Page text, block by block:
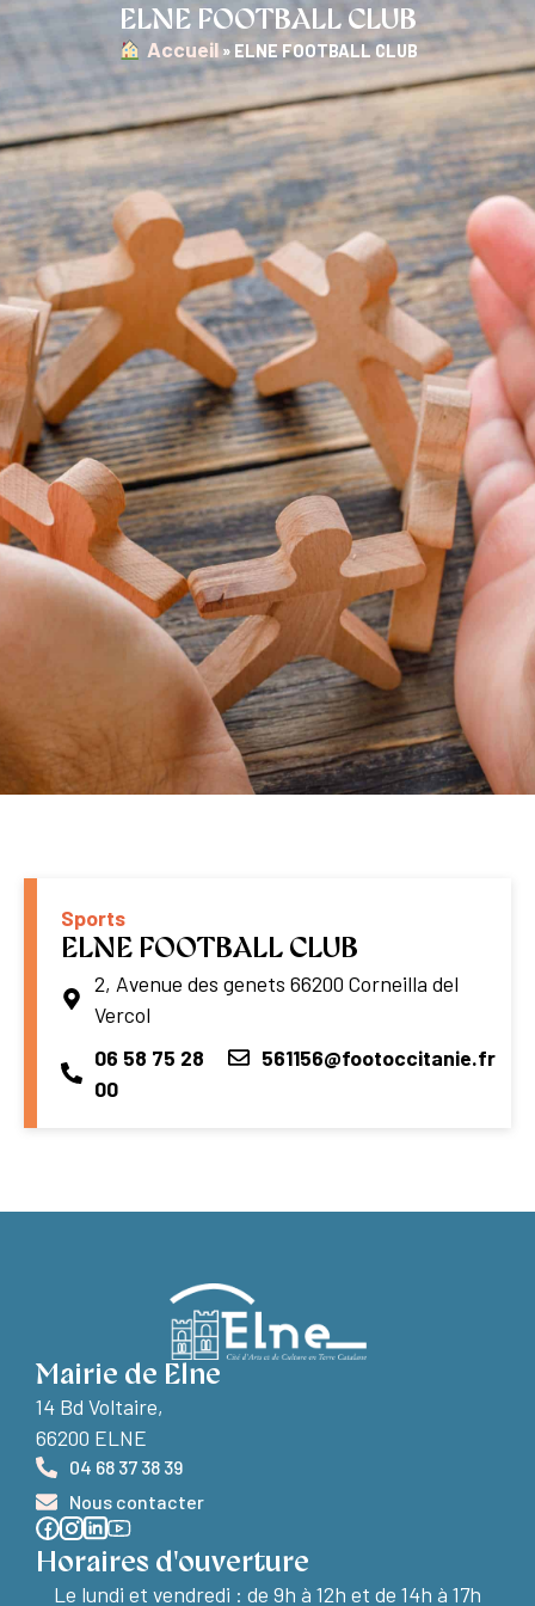
ELNE FOOTBALL CLUB
︎ Accueil» ELNE FOOTBALL CLUB
Sports
ELNE FOOTBALL CLUB
2, Avenue des genets 66200 Corneilla del
Vercol
06 58 75 28
00
561156@footoccitanie.fr
Mairie de Elne
14 Bd Voltaire,
66200 ELNE
04 68 37 38 39
Nous contacter
Horaires d'ouverture
Le lundi et vendredi : de 9h à 12h et de 14h à 17h